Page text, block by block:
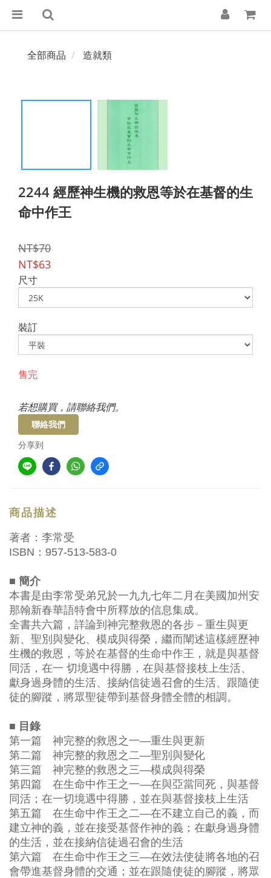
全部商品 造就類
2244 經歷神生機的救恩等於在基督的生
命中作王
NT$70
NT$63
尺寸
裝訂
售完
若想購買，請聯絡我們。
聯絡我們
分享到
商品描述
著者：李常受
ISBN：957-513-583-0
■ 簡介
本書是由李常受弟兄於一九九七年二月在美國加州安
那翰新春華語特會中所釋放的信息集成。
全書共六篇，詳論到神完整救恩的各步－重生與更
新、聖別與變化、模成與得榮，繼而闡述這樣經歷神
生機的救恩，等於在基督的生命中作王，就是與基督
同活，在一 切境遇中得勝，在與基督接枝上生活、
獻身過身體的生活、接納信徒過召會的生活、跟隨使
徒的腳蹤，將眾聖徒帶到基督身體全體的相調。
■ 目錄
第一篇 神完整的救恩之一—重生與更新
第二篇 神完整的救恩之二—聖別與變化
第三篇 神完整的救恩之三—模成與得榮
第四篇 在生命中作王之一—在與亞當同死，與基督
同活；在一切境遇中得勝，並在與基督接枝上生活
第五篇 在生命中作王之二—在不建立自己的義，而
建立神的義，並在接受基督作神的義；在獻身過身體
的生活，並在接納信徒過召會的生活
第六篇 在生命中作王之三—在效法使徒將各地的召
會帶進基督身體的交通；並在跟隨使徒的腳蹤，將眾